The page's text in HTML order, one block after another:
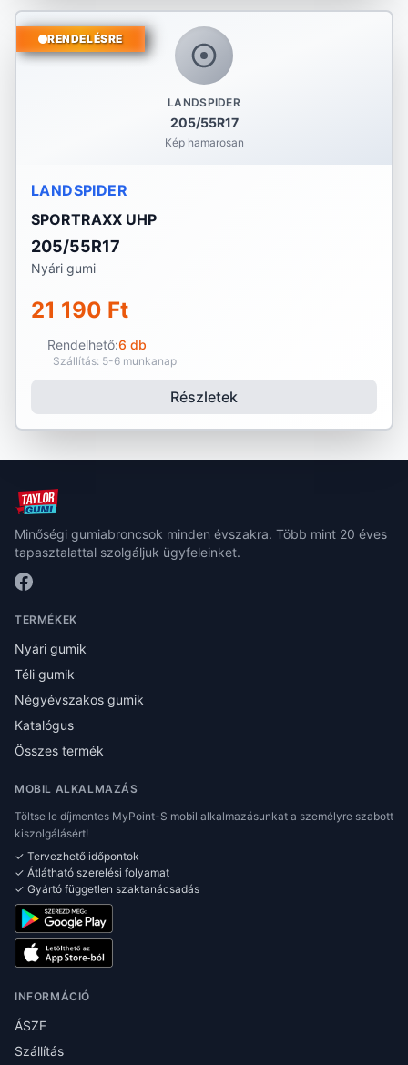
LANDSPIDER
205/55R17
Kép hamarosan
RENDELÉSRE
LANDSPIDER
SPORTRAXX UHP
205/55R17
Nyári gumi
21 190 Ft
Rendelhető:6 db
Szállítás: 5-6 munkanap
Részletek
Minőségi gumiabroncsok minden évszakra. Több mint 20 éves
tapasztalattal szolgáljuk ügyfeleinket.
TERMÉKEK
Nyári gumik
Téli gumik
Négyévszakos gumik
Katalógus
Összes termék
MOBIL ALKALMAZÁS
Töltse le díjmentes MyPoint-S mobil alkalmazásunkat a személyre szabott
kiszolgálásért!
✓ Tervezhető időpontok
✓ Átlátható szerelési folyamat
✓ Gyártó független szaktanácsadás
INFORMÁCIÓ
ÁSZF
Szállítás